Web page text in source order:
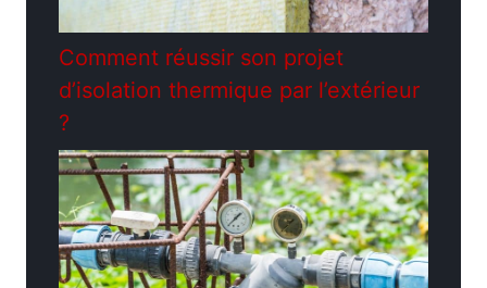
Comment réussir son projet
d’isolation thermique par l’extérieur
?